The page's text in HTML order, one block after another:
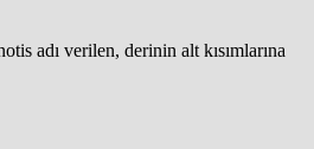
adı verilen, derinin alt kısımlarına